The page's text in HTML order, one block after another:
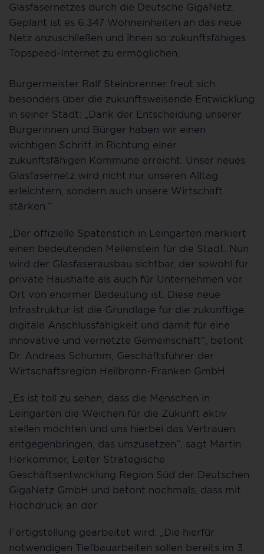
Glasfasernetzes durch die Deutsche GigaNetz.
Geplant ist es 6.347 Wohneinheiten an das neue
Netz anzuschließen und ihnen so zukunftsfähiges
Topspeed-Internet zu ermöglichen.
Bürgermeister Ralf Steinbrenner freut sich
besonders über die zukunftsweisende Entwicklung
in seiner Stadt: „Dank der Entscheidung unserer
Bürgerinnen und Bürger haben wir einen
wichtigen Schritt in Richtung einer
zukunftsfähigen Kommune erreicht. Unser neues
Glasfasernetz wird nicht nur unseren Alltag
erleichtern, sondern auch unsere Wirtschaft
stärken.“
„Der offizielle Spatenstich in Leingarten markiert
einen bedeutenden Meilenstein für die Stadt. Nun
wird der Glasfaserausbau sichtbar, der sowohl für
private Haushalte als auch für Unternehmen vor
Ort von enormer Bedeutung ist. Diese neue
Infrastruktur ist die Grundlage für die zukünftige
digitale Anschlussfähigkeit und damit für eine
innovative und vernetzte Gemeinschaft“, betont
Dr. Andreas Schumm, Geschäftsführer der
Wirtschaftsregion Heilbronn-Franken GmbH.
„Es ist toll zu sehen, dass die Menschen in
Leingarten die Weichen für die Zukunft aktiv
stellen möchten und uns hierbei das Vertrauen
entgegenbringen, das umzusetzen“, sagt Martin
Herkommer, Leiter Strategische
Geschäftsentwicklung Region Süd der Deutschen
GigaNetz GmbH und betont nochmals, dass mit
Hochdruck an der
Fertigstellung gearbeitet wird: „Die hierfür
notwendigen Tiefbauarbeiten sollen bereits im 3.